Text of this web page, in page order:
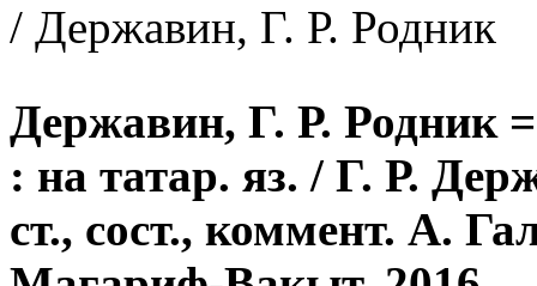
/ Державин, Г. Р. Родник
Державин, Г. Р. Родник
: на татар. яз. / Г. Р.
ст., сост., коммент. А.